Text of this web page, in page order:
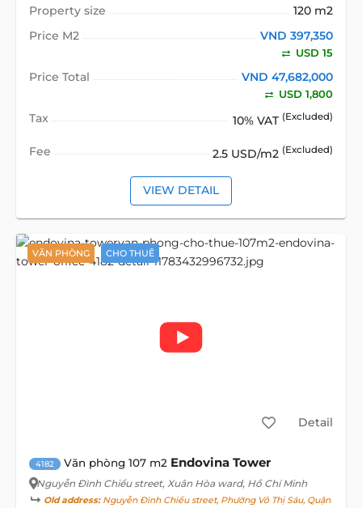
Property size
120 m2
Price M2
VND 397,350
USD 15
Price Total VND 47,682,000
USD 1,800
Tax 10% VAT (Excluded)
Fee 2.5 USD/m2 (Excluded)
VIEW DETAIL
VĂN PHÒNG CHO THUÊ
Detail
4182 Văn phòng 107 m2 Endovina Tower
Nguyễn Đình Chiểu street, Xuân Hòa ward, Hồ Chí Minh
Old address:Nguyễn Đình Chiểu street, Phường Võ Thị Sáu, Quận